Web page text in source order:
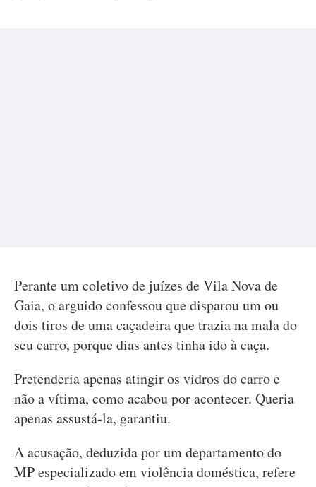
Perante um coletivo de juízes de Vila Nova de
Gaia, o arguido confessou que disparou um ou
dois tiros de uma caçadeira que trazia na mala do
seu carro, porque dias antes tinha ido à caça.
Pretenderia apenas atingir os vidros do carro e
não a vítima, como acabou por acontecer. Queria
apenas assustá-la, garantiu.
A acusação, deduzida por um departamento do
MP especializado em violência doméstica, refere